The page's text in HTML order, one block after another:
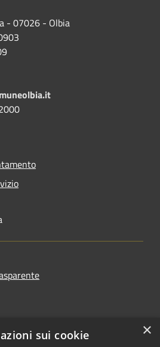
- 07026 - Olbia
×
sui cookie